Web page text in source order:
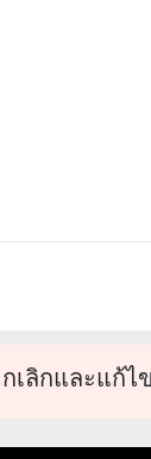
เลิกและแก้ไ